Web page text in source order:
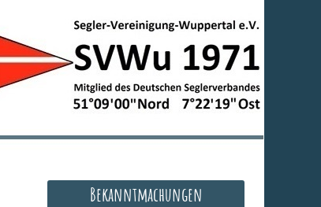
Bekanntmachungen